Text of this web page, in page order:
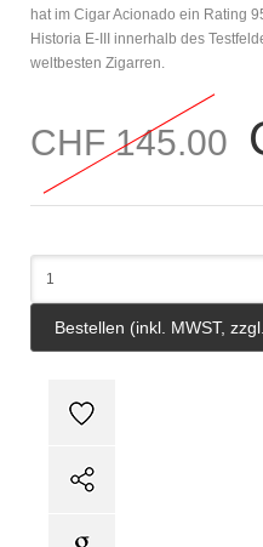
hat im Cigar Acionado ein Rating
Historia E-III innerhalb des
weltbesten Zigarren.
CHF 145.00